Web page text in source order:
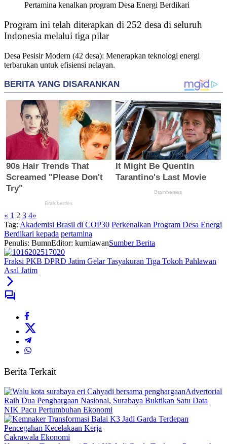
Pertamina kenalkan program Desa Energi Berdikari
​Program ini telah diterapkan di 252 desa di seluruh
Indonesia melalui tiga pilar
​Desa Pesisir Modern (42 desa): Menerapkan teknologi energi
terbarukan untuk efisiensi nelayan.
« 1 2 3 4»
Tag: Akademisi Brasil di COP30 Perkenalkan Program Desa Energi
Berdikari kepada pertamina
Penulis: BumnEditor: kurniawanSumber Berita
Fraksi PKB DPRD Jatim Gelar Tasyakuran Tiga Tokoh Pahlawan
Asal Jatim
Berita Terkait
Advertorial
Raih Dua Penghargaan Nasional, Surabaya Buktikan Satu Data
NIK Pacu Pertumbuhan Ekonomi
Cakrawala Ekonomi